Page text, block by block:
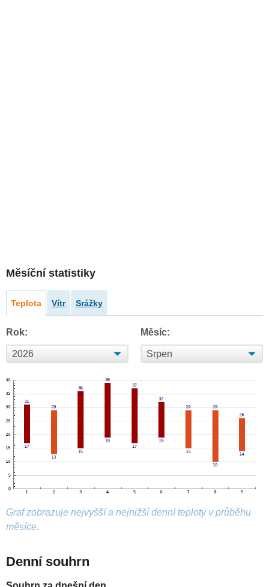
Měsíční statistiky
Teplota Vítr Srážky
Rok: Měsíc:
Graf zobrazuje nejvyšší a nejnižší denní teploty v průběhu
měsíce.
Denní souhrn